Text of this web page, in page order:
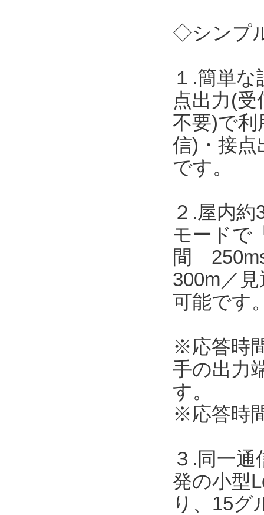
◇シンプ
１.簡単
点出力(
不要)で利
信)・接点
です。
２.屋内
モードで
間
300m／
可能です
※応答時
手の出力
す。
※応答時
３.同一
発の小型
り、15グ